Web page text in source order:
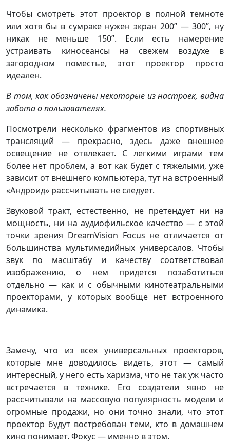
Чтобы смотреть этот проектор в полной темноте
или хотя бы в сумраке нужен экран 200” — 300”, ну
никак не меньше 150”. Если есть намерение
устраивать киносеансы на свежем воздухе в
загородном поместье, этот проектор просто
идеален.
В том, как обозначены некоторые из настроек, видна
забота о пользователях.
Посмотрели несколько фрагментов из спортивных
трансляций — прекрасно, здесь даже внешнее
освещение не отвлекает. С легкими играми тем
более нет проблем, а вот как будет с тяжелыми, уже
зависит от внешнего компьютера, тут на встроенный
«Андроид» рассчитывать не следует.
Звуковой тракт, естественно, не претендует ни на
мощность, ни на аудиофильское качество — с этой
точки зрения DreamVision Focus не отличается от
большинства мультимедийных универсалов. Чтобы
звук по масштабу и качеству соответствовал
изображению, о нем придется позаботиться
отдельно — как и с обычными кинотеатральными
проекторами, у которых вообще нет встроенного
динамика.
Замечу, что из всех универсальных проекторов,
которые мне доводилось видеть, этот — самый
интересный, у него есть харизма, что не так уж часто
встречается в технике. Его создатели явно не
рассчитывали на массовую популярность модели и
огромные продажи, но они точно знали, что этот
проектор будут востребован теми, кто в домашнем
кино понимает. Фокус — именно в этом.